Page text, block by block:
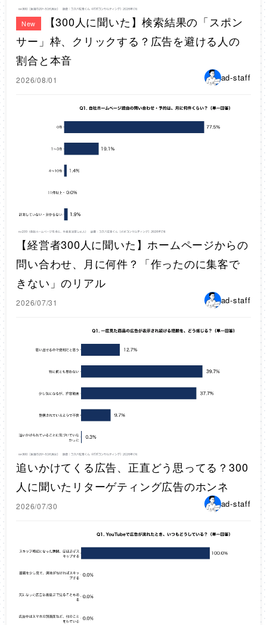
New
【300人に聞いた】検索結果の「スポン
サー」枠、クリックする？広告を避ける人の
割合と本音
2026/08/01 ad-staff
【経営者300人に聞いた】ホームページからの
問い合わせ、月に何件？「作ったのに集客で
きない」のリアル
2026/07/31 ad-staff
追いかけてくる広告、正直どう思ってる？300
人に聞いたリターゲティング広告のホンネ
2026/07/30 ad-staff